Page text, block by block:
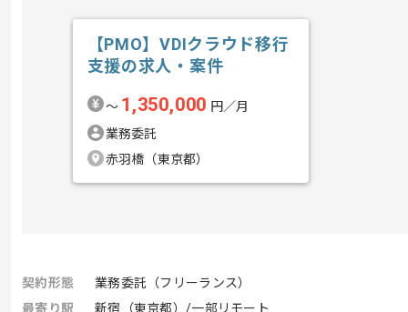
【PMO】VDIクラウド移行
支援の求人・案件
〜 1,350,000 円／月
業務委託
赤羽橋（東京都）
契約形態
業務委託（フリーランス）
最寄り駅
新宿（東京都）/一部リモート